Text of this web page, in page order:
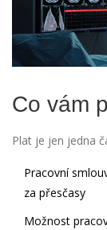
Co vám
Plat je jen jedna
Pracovní
za přesčasy
Možnost